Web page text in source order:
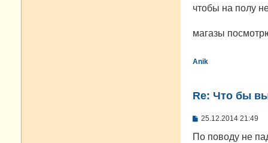
чтобы на полу
магазы
Anik
Re: Что бы
С
о
25.12.2014 21:49
По поводу не